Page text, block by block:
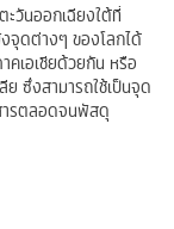
ะวันออกเฉียงใต้ที่
จุดต่างๆ ของโลกได้
คเอเชียด้วยกัน หรือ
ย ซึ่งสามารถใช้เป็นจุด
ารตลอดจนพัสดุ